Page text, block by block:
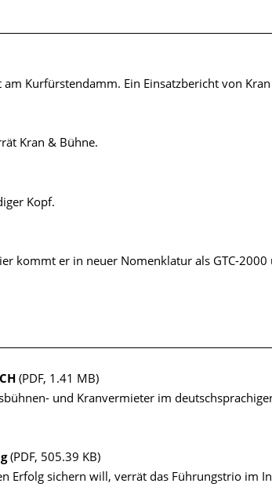
Kurfürstendamm. Ein Einsatzbericht von
Kran & Bühne.
Kopf.
kommt er in neuer Nomenklatur als GTC-
(PDF, 1.41 MB)
und Kranvermieter im
(PDF, 505.39 KB)
Erfolg sichern will, verrät das Führungstrio im